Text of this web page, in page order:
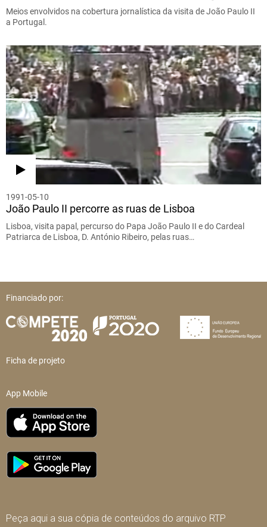
Meios envolvidos na cobertura jornalística da visita de João Paulo II
a Portugal.
1991-05-10
João Paulo II percorre as ruas de Lisboa
Lisboa, visita papal, percurso do Papa João Paulo II e do Cardeal
Patriarca de Lisboa, D. António Ribeiro, pelas ruas…
Financiado por:
Ficha de projeto
App Mobile
Peça aqui a sua cópia de conteúdos do arquivo RTP